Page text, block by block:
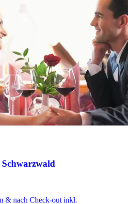
& nach Check-out inkl.